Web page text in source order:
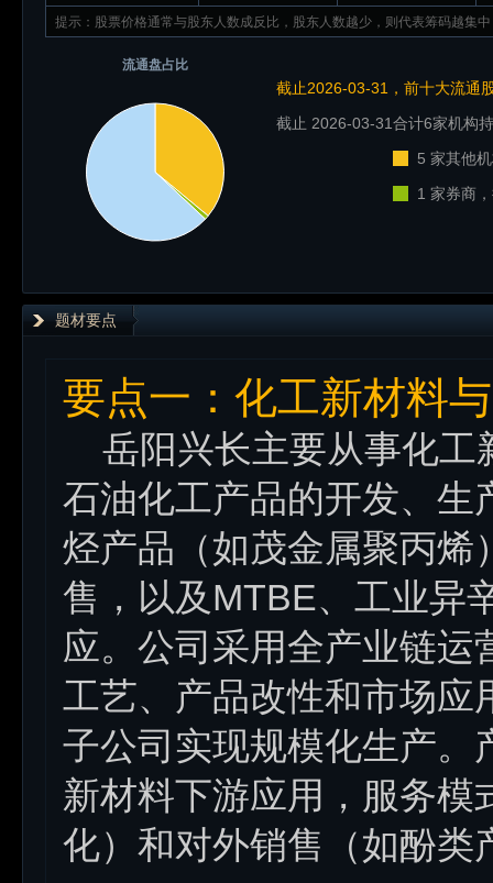
提示：股票价格通常与股东人数成反比，股东人数越少，则代表筹码越集
流通盘占比
截止2026-03-31，前十大流通
截止 2026-03-31合计6家机构
5 家其他
1 家券商
题材要点
要点一：化工新材料
岳阳兴长主要从事化工
石油化工产品的开发、生
烃产品（如茂金属聚丙烯
售，以及MTBE、工业异
应。公司采用全产业链
工艺、产品改性和市场应
子公司实现规模化生产。
新材料下游应用，服务
化）和对外销售（如酚类